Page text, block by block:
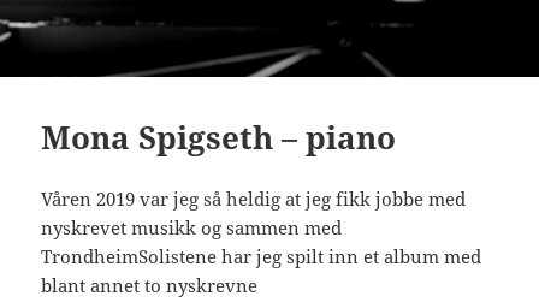
Mona Spigseth – piano
Våren 2019 var jeg så heldig at jeg fikk jobbe med
nyskrevet musikk og sammen med
TrondheimSolistene har jeg spilt inn et album med
blant annet to nyskrevne